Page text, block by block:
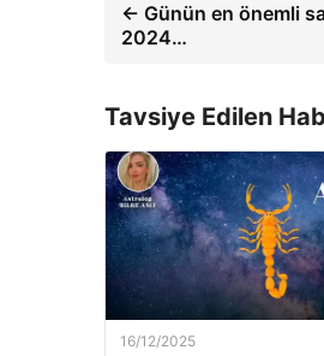
← Günün en önemli
2024…
Tavsiye Edilen
16/12/2025